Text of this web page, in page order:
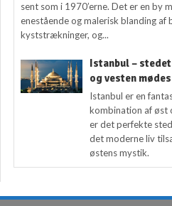
sent som i 1970’erne. Det er en by
enestående og malerisk blanding af
kyststrækninger, og...
Istanbul –
og vesten mødes
Istanbul er en
kombination af øst
er det perfekte
det moderne liv
østens mystik.